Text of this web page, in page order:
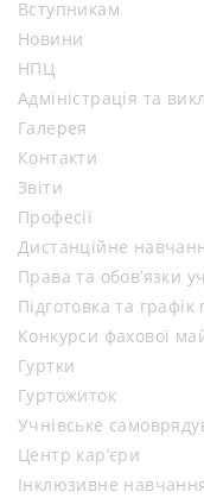
Вступникам
Новини
НПЦ
Адміністрація та
Галерея
Контакти
Звіти
Професії
Дистанційне
Права та обов’язки
Підготовка та
Конкурси фахової
Гуртки
Гуртожиток
Учнівське
Центр кар’єри
Інклюзивне